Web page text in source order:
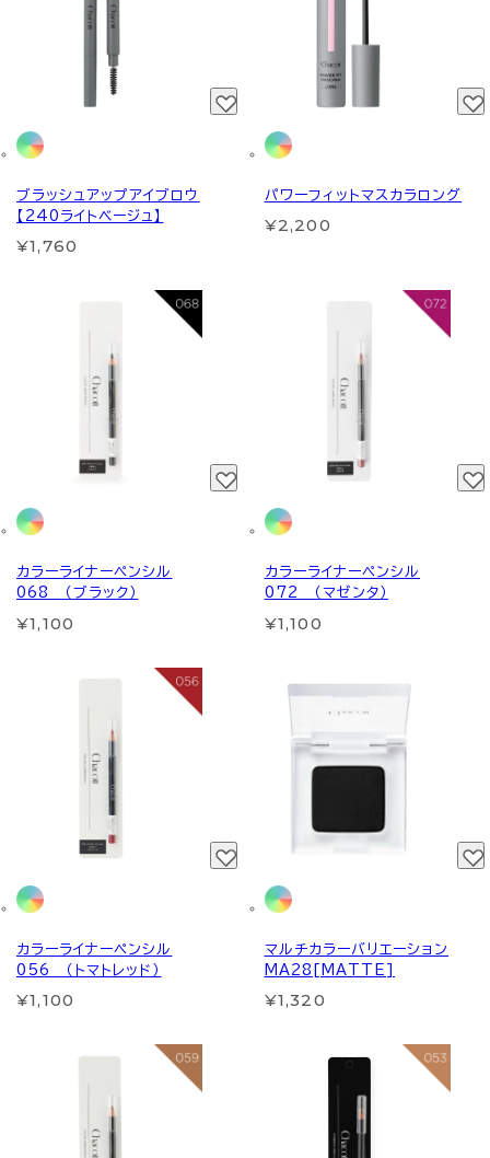
ブラッシュアップアイブロウ
【240ライトベージュ】
¥1,760
パワーフィットマスカラロング
¥2,200
カラーライナーペンシル
068 （ブラック）
¥1,100
カラーライナーペンシル
072 （マゼンタ）
¥1,100
カラーライナーペンシル
056 （トマトレッド）
¥1,100
マルチカラーバリエーション
MA28[MATTE]
¥1,320